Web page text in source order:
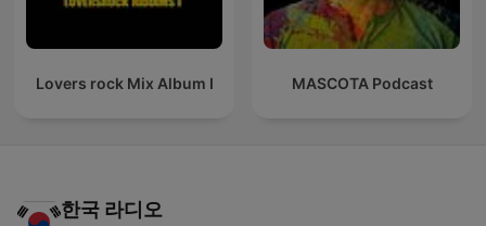
Lovers rock Mix Album I MASCOTA Podcast
한국 라디오